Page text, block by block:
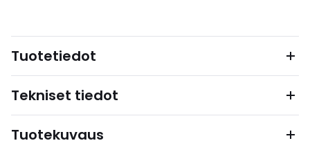
Tuotetiedot
Tekniset tiedot
Tuotekuvaus